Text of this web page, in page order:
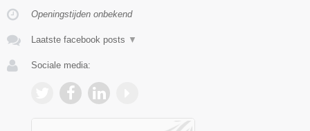
Openingstijden onbekend
Laatste facebook posts ▼
Sociale media: